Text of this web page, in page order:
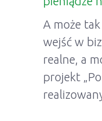
A może tak
wejść w
realne, a
projekt